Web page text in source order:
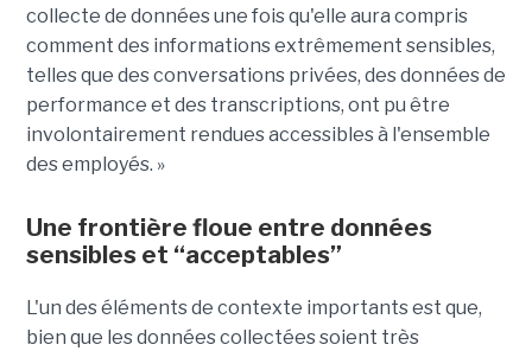
collecte de données une fois qu'elle aura compris
comment des informations extrêmement sensibles,
telles que des conversations privées, des données de
performance et des transcriptions, ont pu être
involontairement rendues accessibles à l'ensemble
des employés. »
Une frontière floue entre données
sensibles et “acceptables”
L'un des éléments de contexte importants est que,
bien que les données collectées soient très